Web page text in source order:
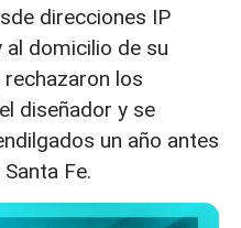
direcciones IP
al domicilio de su
rechazaron los
diseñador y se
un año antes
Fe.